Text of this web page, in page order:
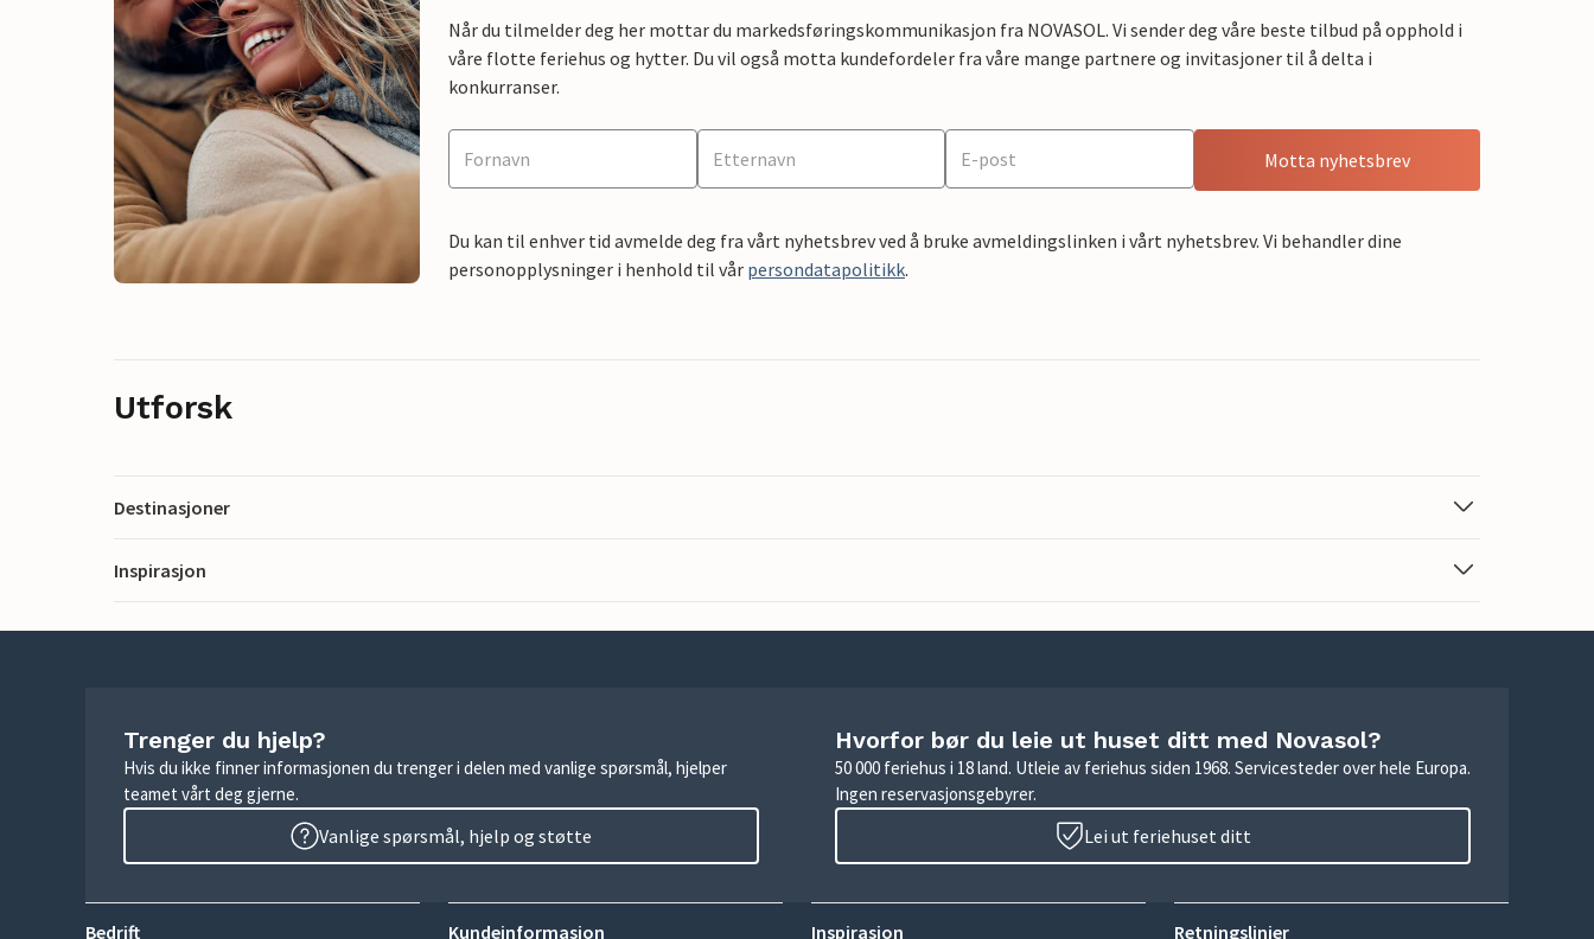
Når du tilmelder deg her mottar du markedsføringskommunikasjon fra NOVASOL. Vi sender deg våre beste tilbud på opphold i
våre flotte feriehus og hytter. Du vil også motta kundefordeler fra våre mange partnere og invitasjoner til å delta i
konkurranser.
Motta nyhetsbrev
Du kan til enhver tid avmelde deg fra vårt nyhetsbrev ved å bruke avmeldingslinken i vårt nyhetsbrev. Vi behandler dine
personopplysninger i henhold til vår persondatapolitikk.
Utforsk
Destinasjoner
Inspirasjon
Trenger du hjelp?
Hvis du ikke finner informasjonen du trenger i delen med vanlige spørsmål, hjelper
teamet vårt deg gjerne.
Vanlige spørsmål, hjelp og støtte
Hvorfor bør du leie ut huset ditt med Novasol?
50 000 feriehus i 18 land. Utleie av feriehus siden 1968. Servicesteder over hele Europa.
Ingen reservasjonsgebyrer.
Lei ut feriehuset ditt
Bedrift Kundeinformasjon Inspirasjon Retningslinjer